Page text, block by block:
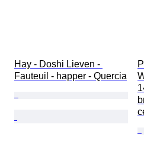
Hay - Doshi Lieven -
Fauteuil - happer - Quercia